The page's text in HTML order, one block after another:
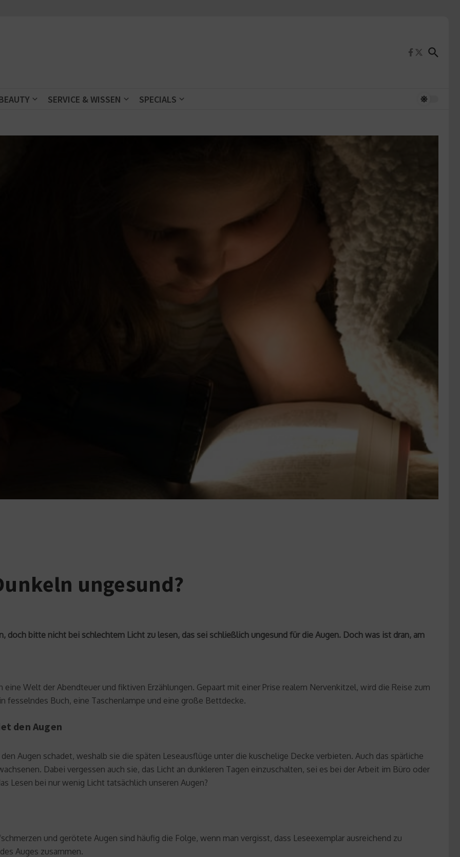
SERVICE & WISSEN SPECIALS
ungesund?
doch bitte nicht bei schlechtem Licht zu lesen, das sei schließlich ungesund für die Augen. Doch was ist dran, am
Welt der Abendteuer und fiktiven Erzählungen. Gepaart mit einer Prise realem Nervenkitzel, wird die Reise zum
fesselndes Buch, eine Taschenlampe und eine große Bettdecke.
den Augen
Augen schadet, weshalb sie die späten Leseausflüge unter die kuschelige Decke verbieten. Auch das spärliche
Dabei vergessen auch sie, das Licht an dunkleren Tagen einzuschalten, sei es bei der Arbeit im Büro oder
Lesen bei nur wenig Licht tatsächlich unseren Augen?
und gerötete Augen sind häufig die Folge, wenn man vergisst, dass Leseexemplar ausreichend zu
Auges zusammen.